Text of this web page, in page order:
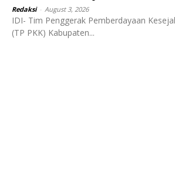
Redaksi August 3, 2026
IDI- Tim Penggerak Pemberdayaan
(TP PKK) Kabupaten...